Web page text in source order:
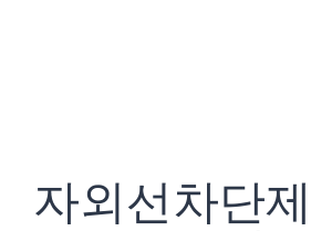
자외선차단